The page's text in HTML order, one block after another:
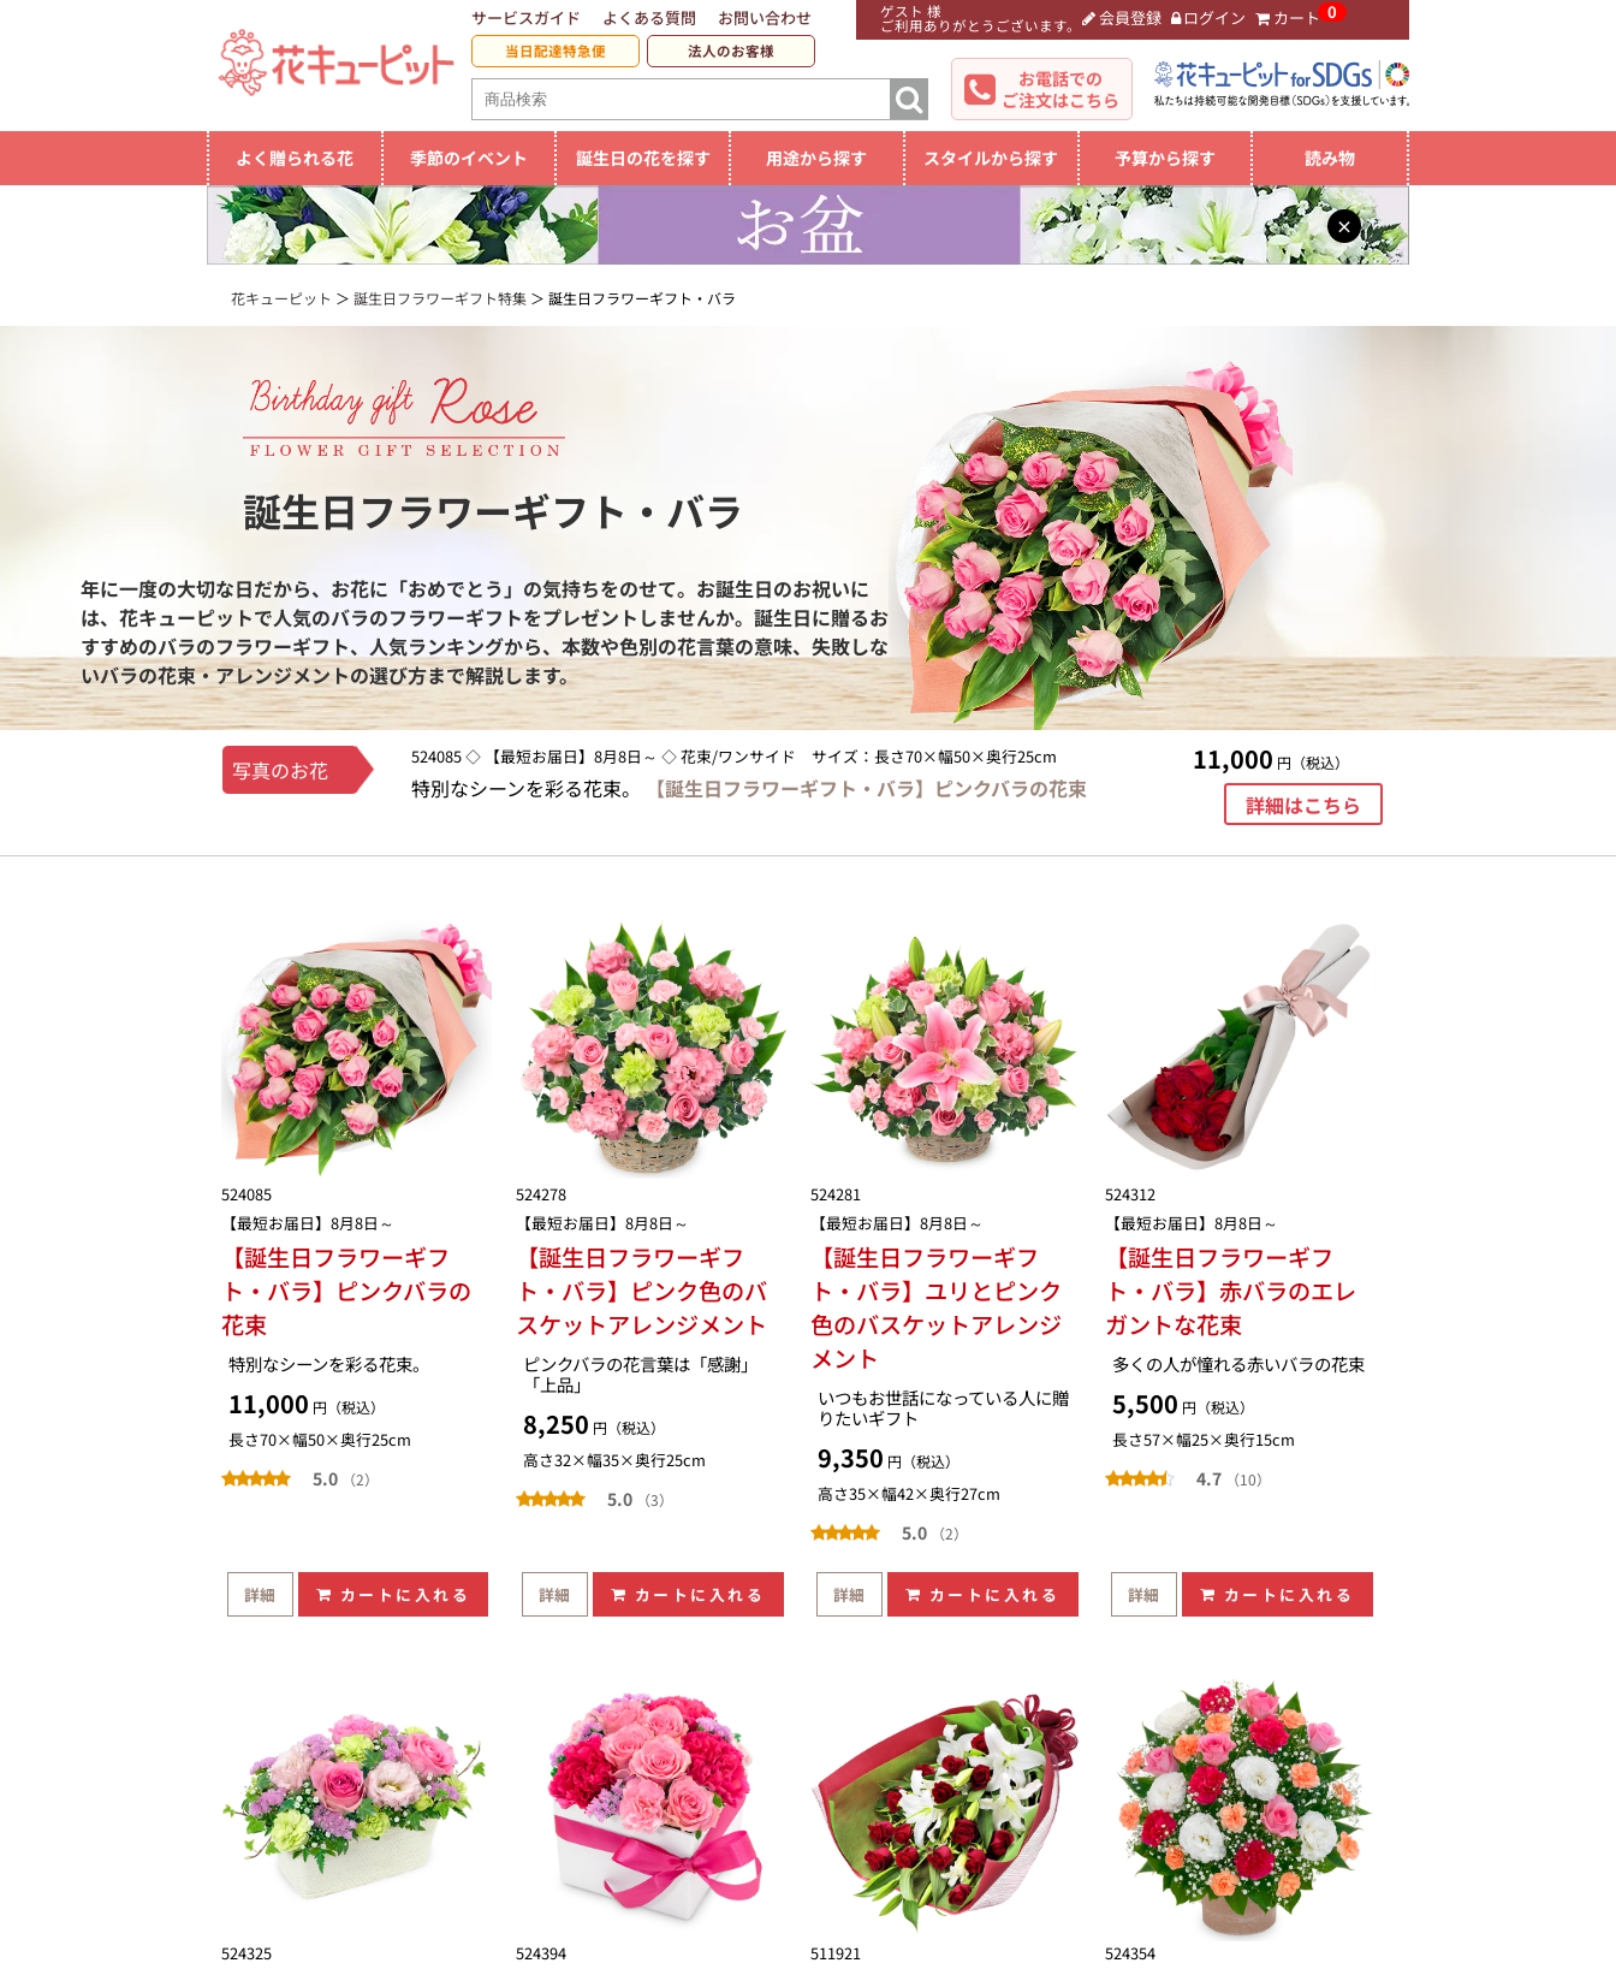
ゲスト 様
ご利用ありがとうございます。 会員登録 ログイン カート 0
サービスガイド よくある質問 お問い合わせ
当日配達特急便 法人のお客様
お電話での
ご注文はこちら
よく贈られる花 季節のイベント 誕生日の花を探す 用途から探す スタイルから探す 予算から探す 読み物
×
花キューピット 誕生日フラワーギフト特集 誕生日フラワーギフト・バラ
誕生日フラワーギフト・バラ
年に一度の大切な日だから、お花に「おめでとう」の気持ちをのせて。お誕生日のお祝いに
は、花キューピットで人気のバラのフラワーギフトをプレゼントしませんか。誕生日に贈るお
すすめのバラのフラワーギフト、人気ランキングから、本数や色別の花言葉の意味、失敗しな
いバラの花束・アレンジメントの選び方まで解説します。
写真のお花 524085 ◇ 【最短お届日】8月8日～ ◇ 花束/ワンサイド サイズ：長さ70×幅50×奥行25cm
特別なシーンを彩る花束。 【誕生日フラワーギフト・バラ】ピンクバラの花束
11,000 円（税込）
詳細はこちら
524085
【最短お届日】8月8日～
【誕生日フラワーギフ
ト・バラ】ピンクバラの
花束
特別なシーンを彩る花束。
11,000 円（税込）
長さ70×幅50×奥行25cm
5.0 （2）
詳細 カートに入れる
524278
【最短お届日】8月8日～
【誕生日フラワーギフ
ト・バラ】ピンク色のバ
スケットアレンジメント
ピンクバラの花言葉は「感謝」
「上品」
8,250 円（税込）
高さ32×幅35×奥行25cm
5.0 （3）
詳細 カートに入れる
524281
【最短お届日】8月8日～
【誕生日フラワーギフ
ト・バラ】ユリとピンク
色のバスケットアレンジ
メント
いつもお世話になっている人に贈
りたいギフト
9,350 円（税込）
高さ35×幅42×奥行27cm
5.0 （2）
詳細 カートに入れる
524312
【最短お届日】8月8日～
【誕生日フラワーギフ
ト・バラ】赤バラのエレ
ガントな花束
多くの人が憧れる赤いバラの花束
5,500 円（税込）
長さ57×幅25×奥行15cm
4.7 （10）
詳細 カートに入れる
524325
524394
511921
524354